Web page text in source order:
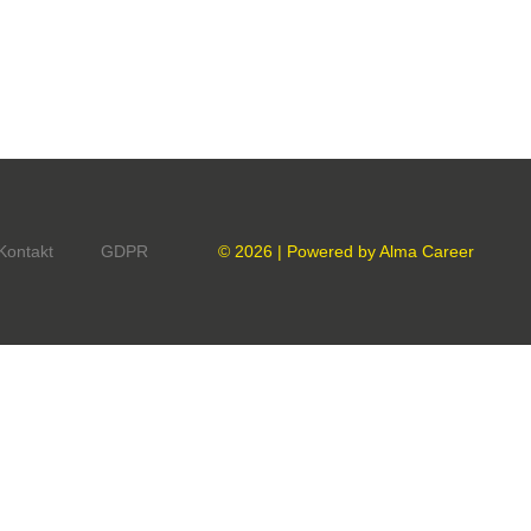
GDPR © 2026 | Powered byAlma Career